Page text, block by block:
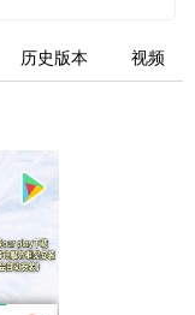
历史版本 视频